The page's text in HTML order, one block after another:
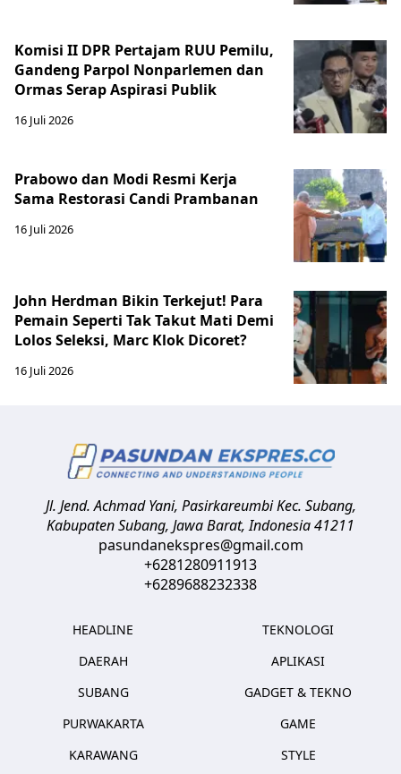
Komisi II DPR Pertajam RUU Pemilu,
Gandeng Parpol Nonparlemen dan
Ormas Serap Aspirasi Publik
16 Juli 2026
Prabowo dan Modi Resmi Kerja
Sama Restorasi Candi Prambanan
16 Juli 2026
John Herdman Bikin Terkejut! Para
Pemain Seperti Tak Takut Mati Demi
Lolos Seleksi, Marc Klok Dicoret?
16 Juli 2026
Jl. Jend. Achmad Yani, Pasirkareumbi Kec. Subang,
Kabupaten Subang, Jawa Barat,Indonesia41211
pasundanekspres@gmail.com
+6281280911913
+6289688232338
HEADLINE
DAERAH
SUBANG
PURWAKARTA
KARAWANG
TEKNOLOGI
APLIKASI
GADGET & TEKNO
GAME
STYLE